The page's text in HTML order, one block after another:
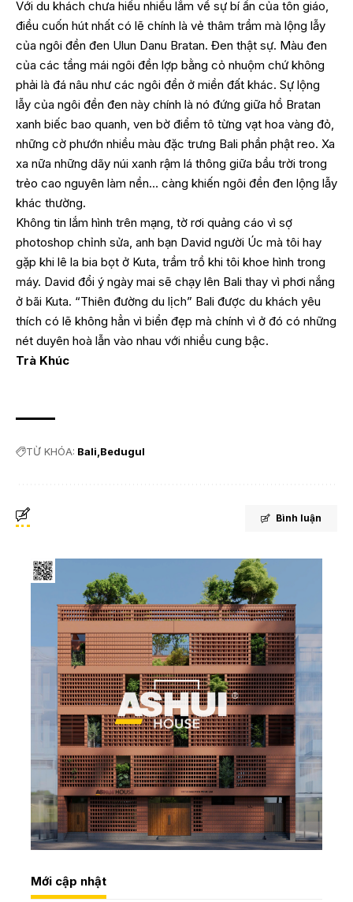
Với du khách chưa hiểu nhiều lắm về sự bí ẩn của tôn giáo,
điều cuốn hút nhất có lẽ chính là vẻ thâm trầm mà lộng lẫy
của ngôi đền đen Ulun Danu Bratan. Đen thật sự. Màu đen
của các tầng mái ngôi đền lợp bằng cỏ nhuộm chứ không
phải là đá nâu như các ngôi đền ở miền đất khác. Sự lộng
lẫy của ngôi đền đen này chính là nó đứng giữa hồ Bratan
xanh biếc bao quanh, ven bờ điểm tô từng vạt hoa vàng đỏ,
những cờ phướn nhiều màu đặc trưng Bali phần phật reo. Xa
xa nữa những dãy núi xanh rậm lá thông giữa bầu trời trong
trẻo cao nguyên làm nền… càng khiến ngôi đền đen lộng lẫy
khác thường.
Không tin lắm hình trên mạng, tờ rơi quảng cáo vì sợ
photoshop chỉnh sửa, anh bạn David người Úc mà tôi hay
gặp khi lê la bia bọt ở Kuta, trầm trồ khi tôi khoe hình trong
máy. David đổi ý ngày mai sẽ chạy lên Bali thay vì phơi nắng
ở bãi Kuta. “Thiên đường du lịch” Bali được du khách yêu
thích có lẽ không hẳn vì biển đẹp mà chính vì ở đó có những
nét duyên hoà lẫn vào nhau với nhiều cung bậc.
Trà Khúc
TỪ KHÓA: Bali Bedugul
Bình luận
Mới cập nhật